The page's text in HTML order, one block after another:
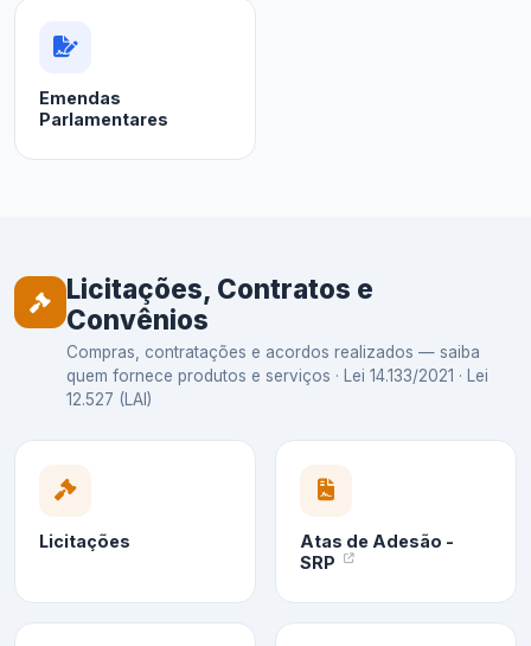
Emendas
Parlamentares
Licitações, Contratos e
Convênios
Compras, contratações e acordos realizados — saiba
quem fornece produtos e serviços · Lei 14.133/2021 · Lei
12.527 (LAI)
Licitações
Atas de Adesão -
SRP